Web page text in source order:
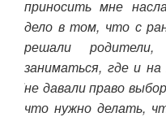
приносить мне
дело в том, что с
решали
заниматься, где и
не давали право
что нужно делать,